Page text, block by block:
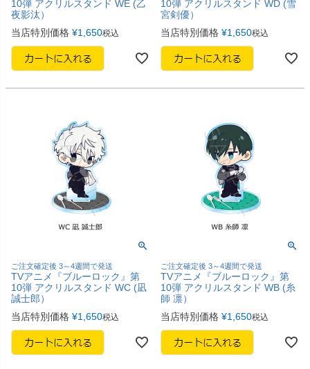
10弾 アクリルスタンド WE (乙
夜影汰）
当店特別価格 ¥1,650税込
10弾 アクリルスタンド WD (雪
宮剣優）
当店特別価格 ¥1,650税込
ご注文確定後 3～4週間で発送
TVアニメ『ブルーロック』第
10弾 アクリルスタンド WC (凪
誠士郎）
当店特別価格 ¥1,650税込
ご注文確定後 3～4週間で発送
TVアニメ『ブルーロック』第
10弾 アクリルスタンド WB (糸
師 凛）
当店特別価格 ¥1,650税込